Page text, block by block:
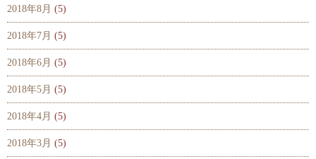
2018年8月 (5)
2018年7月 (5)
2018年6月 (5)
2018年5月 (5)
2018年4月 (5)
2018年3月 (5)